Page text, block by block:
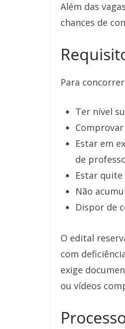
Além das
chances de
Para
Ter nível
Estar em
de
Estar
Não
Dispor de
O edital
com
exige
ou vídeos